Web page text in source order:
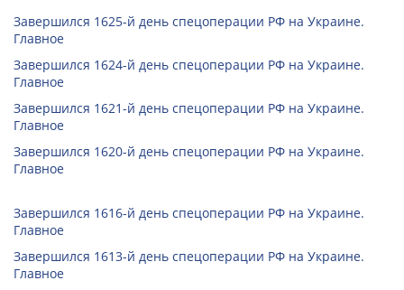
Завершился 1625-й день спецоперации РФ на Украине.
Главное
Завершился 1624-й день спецоперации РФ на Украине.
Главное
Завершился 1621-й день спецоперации РФ на Украине.
Главное
Завершился 1620-й день спецоперации РФ на Украине.
Главное
Завершился 1616-й день спецоперации РФ на Украине.
Главное
Завершился 1613-й день спецоперации РФ на Украине.
Главное